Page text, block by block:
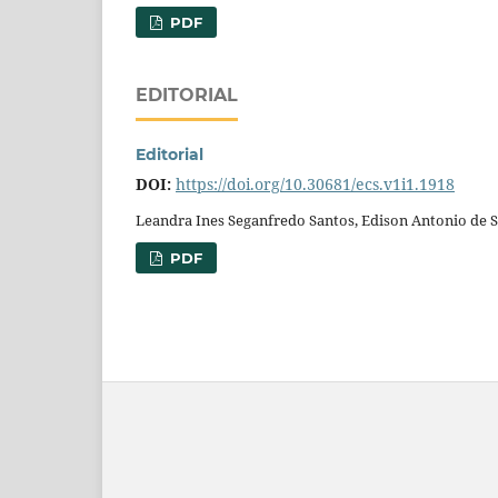
PDF
EDITORIAL
Editorial
DOI: https://doi.org/10.30681/ecs.v1i1.1918
Leandra Ines Seganfredo Santos, Edison Antonio de
PDF